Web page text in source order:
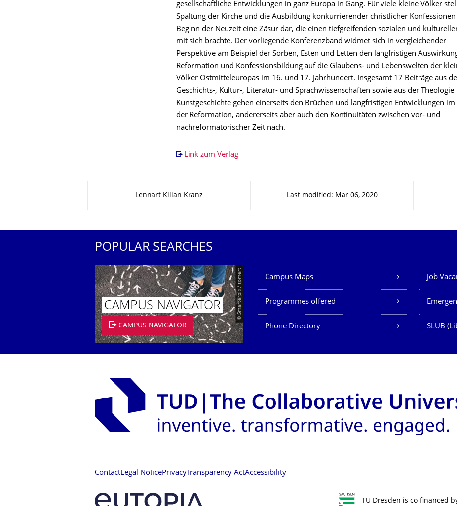
gesellschaftliche Entwicklungen in ganz Europa in Gang. Für viele kleine Völker
Spaltung der Kirche und die Ausbildung konkurrierender christlicher Konfessionen
Beginn der Neuzeit eine Zäsur dar, die einen tiefgreifenden sozialen und
mit sich brachte. Der vorliegende Konferenzband widmet sich in vergleichender
Perspektive am Beispiel der Sorben, Esten und Letten den langfristigen
Reformation und Konfessionsbildung auf die Glaubens- und Lebenswelten der
Völker Ostmitteleuropas im 16. und 17. Jahrhundert. Insgesamt 17 Beiträge aus
Geschichts-, Kultur-, Literatur- und Sprachwissenschaften sowie aus der Theologie
Kunstgeschichte gehen einerseits den Brüchen und langfristigen Entwicklungen im
der Reformation, andererseits aber auch den Kontinuitäten zwischen vor- und
nachreformatorischer Zeit nach.
Link zum Verlag
Lennart Kilian Kranz Last modified: Mar 06, 2020
POPULAR SEARCHES
© Smarterpix / tomert
CAMPUS NAVIGATOR
CAMPUS NAVIGATOR
Our Services
Campus Maps Job
Programmes offered
Phone Directory SLUB
ContactLegal NoticePrivacyTransparency ActAccessibility
TU Dresden is co-financed